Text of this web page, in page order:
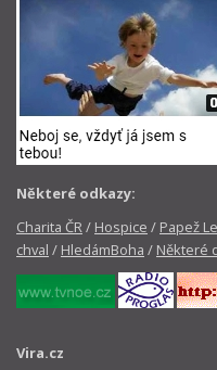
Některé odkazy:
Charita ČR/ Hospice / Papež
chval / HledámBoha / Některé
Vira.cz